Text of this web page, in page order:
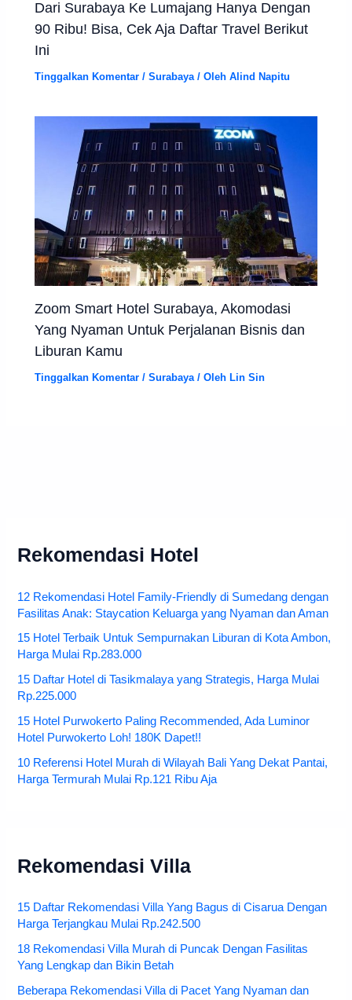
Dari Surabaya Ke Lumajang Hanya Dengan
90 Ribu! Bisa, Cek Aja Daftar Travel Berikut
Ini
Tinggalkan Komentar /Surabaya/ OlehAlind Napitu
Zoom Smart Hotel Surabaya, Akomodasi
Yang Nyaman Untuk Perjalanan Bisnis dan
Liburan Kamu
Tinggalkan Komentar /Surabaya / Oleh Lin Sin
Rekomendasi Hotel
12 Rekomendasi Hotel Family-Friendly di Sumedang dengan
Fasilitas Anak: Staycation Keluarga yang Nyaman dan Aman
15 Hotel Terbaik Untuk Sempurnakan Liburan di Kota Ambon,
Harga Mulai Rp.283.000
15 Daftar Hotel di Tasikmalaya yang Strategis, Harga Mulai
Rp.225.000
15 Hotel Purwokerto Paling Recommended, Ada Luminor
Hotel Purwokerto Loh! 180K Dapet!!
10 Referensi Hotel Murah di Wilayah Bali Yang Dekat Pantai,
Harga Termurah Mulai Rp.121 Ribu Aja
Rekomendasi Villa
15 Daftar Rekomendasi Villa Yang Bagus di Cisarua Dengan
Harga Terjangkau Mulai Rp.242.500
18 Rekomendasi Villa Murah di Puncak Dengan Fasilitas
Yang Lengkap dan Bikin Betah
Beberapa Rekomendasi Villa di Pacet Yang Nyaman dan